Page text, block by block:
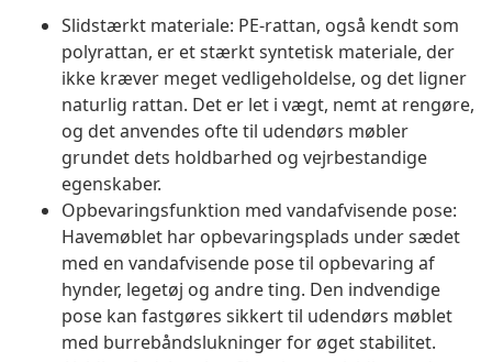
Slidstærkt materiale: PE-rattan, også kendt som
polyrattan, er et stærkt syntetisk materiale, der
ikke kræver meget vedligeholdelse, og det ligner
naturlig rattan. Det er let i vægt, nemt at rengøre,
og det anvendes ofte til udendørs møbler
grundet dets holdbarhed og vejrbestandige
egenskaber.
Opbevaringsfunktion med vandafvisende pose:
Havemøblet har opbevaringsplads under sædet
med en vandafvisende pose til opbevaring af
hynder, legetøj og andre ting. Den indvendige
pose kan fastgøres sikkert til udendørs møblet
med burrebåndslukninger for øget stabilitet.